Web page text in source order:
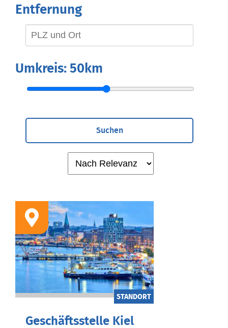
Entfernung
Umkreis: 50km
Suchen
STANDORT
Geschäftsstelle Kiel